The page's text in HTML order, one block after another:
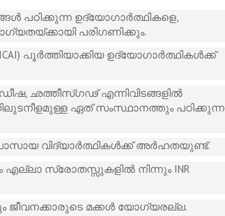
പഠിക്കുന്ന ഉദ്യോഗാർത്ഥികളെ,
പരിഗണിക്കും.
പൂർത്തിയാക്കിയ ഉദ്യോഗാർത്ഥികൾക്ക്
ഛത്തീസ്ഗഢ് എന്നിവിടങ്ങളിൽ
ഏത് സംസ്ഥാനത്തും പഠിക്കുന്ന
വിദ്യാർത്ഥികൾക്ക് അർഹതയുണ്ട്.
സ്രോതസ്സുകളിൽ നിന്നും INR
ജീവനക്കാരുടെ മക്കൾ യോഗ്യരല്ല.